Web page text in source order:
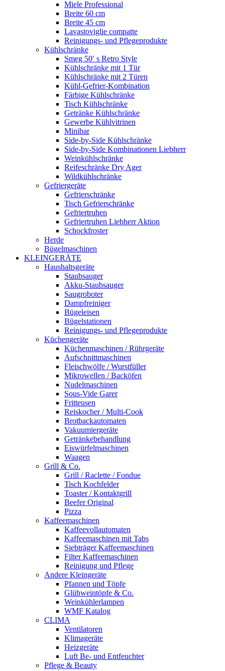
Miele Professional
Breite 60 cm
Breite 45 cm
Lavastoviglie compatte
Reinigungs- und Pflegeprodukte
Kühlschränke
Smeg 50′ s Retro Style
Kühlschränke mit 1 Tür
Kühlschränke mit 2 Türen
Kühl-Gefrier-Kombination
Färbige Kühlschränke
Tisch Kühlschränke
Getränke Kühlschränke
Gewerbe Kühlvitrinen
Minibar
Side-by-Side Kühlschränke
Side-by-Side Kombinationen Liebherr
Weinkühlschränke
Reifeschränke Dry Ager
Wildkühlschränke
Gefriergeräte
Gefrierschränke
Tisch Gefrierschränke
Gefriertruhen
Gefriertruhen Liebherr Aktion
Schockfroster
Herde
Bügelmaschinen
KLEINGERÄTE
Haushaltsgeräte
Staubsauger
Akku-Staubsauger
Saugroboter
Dampfreiniger
Bügeleisen
Bügelstationen
Reinigungs- und Pflegeprodukte
Küchengeräte
Küchenmaschinen / Rührgeräte
Aufschnittmaschinen
Fleischwölfe / Wurstfüller
Mikrowellen / Backöfen
Nudelmaschinen
Sous-Vide Garer
Fritteusen
Reiskocher / Multi-Cook
Brotbackautomaten
Vakuumiergeräte
Getränkebehandlung
Eiswürfelmaschinen
Waagen
Grill & Co.
Grill / Raclette / Fondue
Tisch Kochfelder
Toaster / Kontaktgrill
Beefer Original
Pizza
Kaffeemaschinen
Kaffeevollautomaten
Kaffeemaschinen mit Tabs
Siebträger Kaffeemaschinen
Filter Kaffeemaschinen
Reinigung und Pflege
Andere Kleingeräte
Pfannen und Töpfe
Glühweintöpfe & Co.
Weinkühlerlampen
WMF Katalog
CLIMA
Ventilatoren
Klimageräte
Heizgeräte
Luft Be- und Entfeuchter
Pflege & Beauty